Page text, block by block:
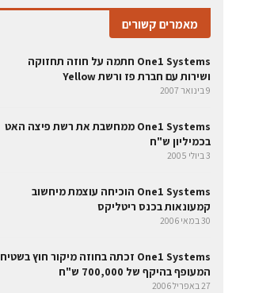
מאמרים קשורים
One1 Systems חתמה על חוזה תחזוקה
ושירות עם חברת פז ורשת Yellow
9 בינואר 2007
One1 Systems ממחשבת את רשת פיצה האט
בכמיליון ש"ח
3 ביולי 2005
One1 Systems הוכיחה עוצמת מיחשוב
קמעונאות בכנס ריטליקס
30 במאי 2006
One1 Systems זכתה בחוזה מיקור חוץ בשטיח
המעופף בהיקף של 700,000 ש"ח
27 באפריל 2006